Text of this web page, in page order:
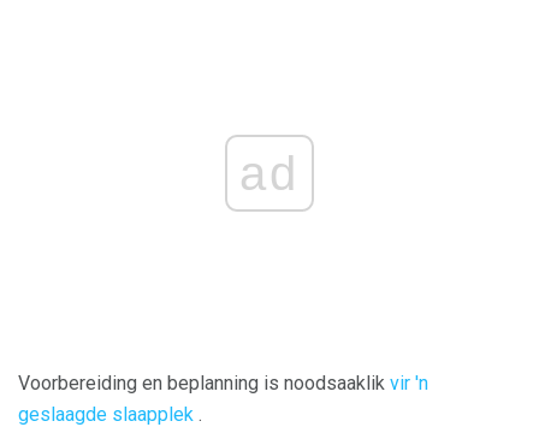
ad
Voorbereiding en beplanning is noodsaaklik vir 'n
geslaagde slaapplek .